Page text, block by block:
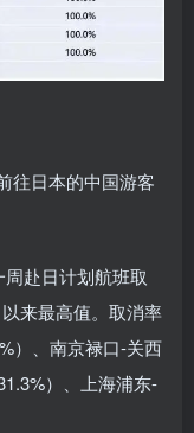
往日本的中国游客
赴日计划航班取
来最高值。取消率
）、南京禄口-关西
）、上海浦东-